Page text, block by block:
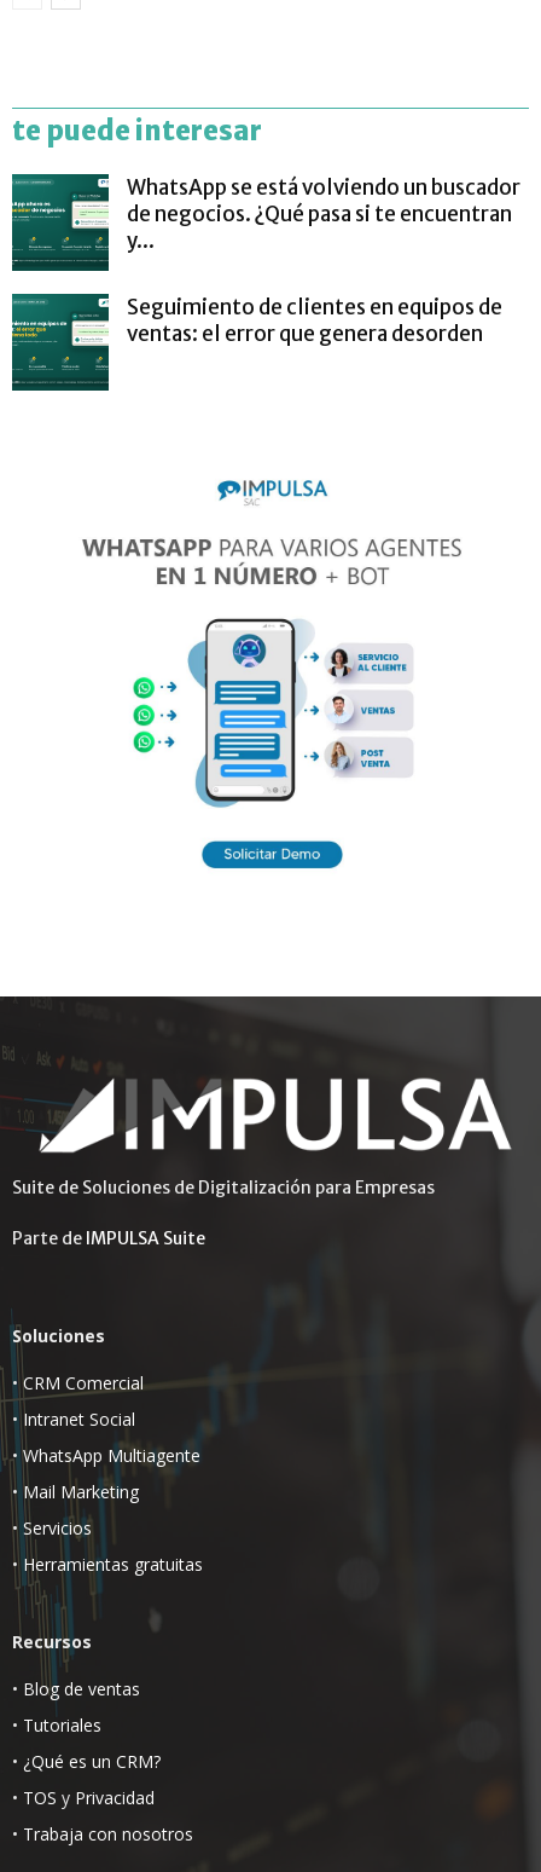
te puede interesar
WhatsApp se está volviendo un buscador
de negocios. ¿Qué pasa si te encuentran
y...
Seguimiento de clientes en equipos de
ventas: el error que genera desorden
Suite de Soluciones de Digitalización para Empresas
Parte de IMPULSA Suite
Soluciones
• CRM Comercial
• Intranet Social
• WhatsApp Multiagente
• Mail Marketing
• Servicios
• Herramientas gratuitas
Recursos
• Blog de ventas
• Tutoriales
• ¿Qué es un CRM?
• TOS y Privacidad
• Trabaja con nosotros